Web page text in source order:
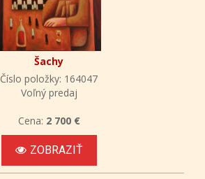
Šachy
Číslo položky: 164047
Voľný predaj
Cena: 2 700 €
ZOBRAZIŤ